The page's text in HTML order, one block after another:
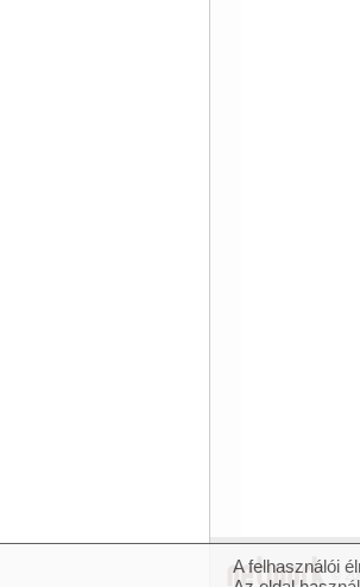
©
A felhasználói